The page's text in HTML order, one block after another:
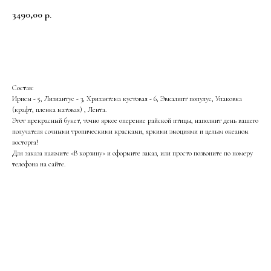
3490,00 р.
Состав:
Ирисы - 5, Лизиантус - 3, Хризантема кустовая - 6, Эвкалипт популус, Упаковка
(крафт, пленка матовая) , Лента.
Этот прекрасный букет, точно яркое оперение райской птицы, наполнит день вашего
получателя сочными тропическими красками, яркими эмоциями и целым океаном
восторга!
Для заказа нажмите «В корзину» и оформите заказ, или просто позвоните по номеру
телефона на сайте.